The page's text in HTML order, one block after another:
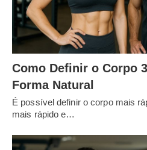
Como Definir o Corpo
Forma Natural
É possível definir o corpo mais
mais rápido e…